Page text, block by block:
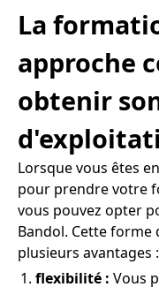
La
approche
obtenir
Lorsque vous êtes
pour prendre votre
vous pouvez opter
Bandol. Cette
plusieurs avantages :
flexibilité : Vous